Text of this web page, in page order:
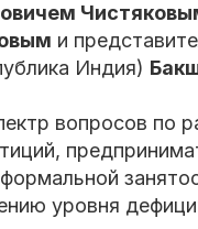
и
Индия)
вопросов по
уровня